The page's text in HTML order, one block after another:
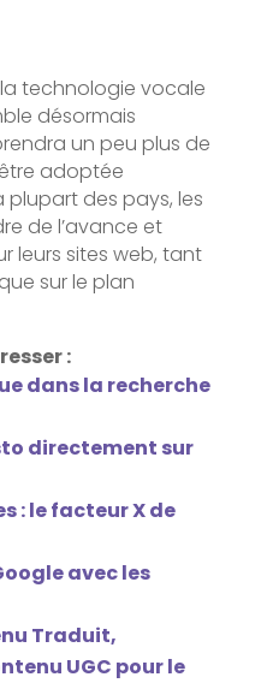
technologie vocale
désormais
un peu plus de
adoptée
des pays, les
de l’avance et
leurs sites web, tant
sur le plan
:
dans la recherche
directement sur
: le facteur X de
avec les
Traduit,
UGC pour le